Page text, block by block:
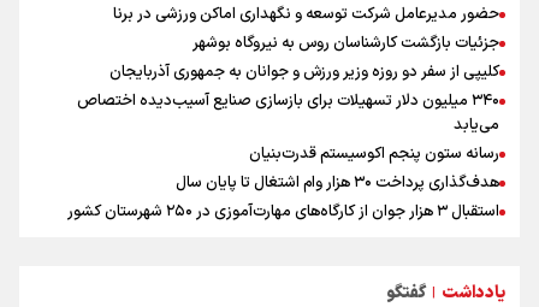
حضور مدیرعامل شرکت توسعه و نگهداری اماکن ورزشی در برنا
جزئیات بازگشت کارشناسان روس به نیروگاه بوشهر
کلیپی از سفر دو روزه وزیر ورزش و جوانان به جمهوری آذربایجان
۳۴۰ میلیون دلار تسهیلات برای بازسازی صنایع آسیب‌دیده اختصاص
می‌یابد
رسانه ستون پنجم اکوسیستم قدرت‌بنیان
هدف‌گذاری پرداخت ۳۰ هزار وام اشتغال تا پایان سال
استقبال ۳ هزار جوان از کارگاه‌های مهارت‌آموزی در ۲۵۰ شهرستان کشور
آمریکاست و ارتباطی به مذاکرات ایران و عمان ندارد
یادداشت | گفتگو